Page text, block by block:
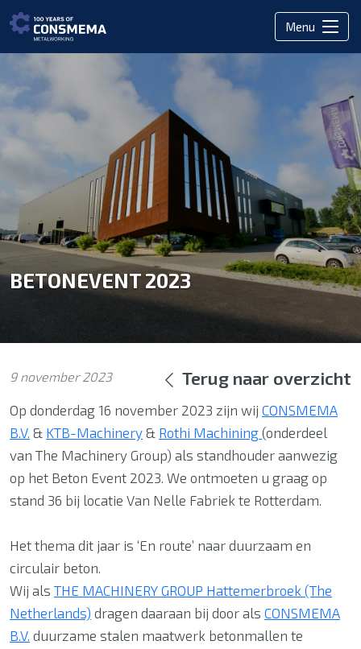
Menu
BETONEVENT 2023
Terug naar overzicht
9 november 2023
Op donderdag 16 november 2023 zijn wij CONSMEMA
B.V. & KTB-Machinery & Rothi Machining (onderdeel
van The Machinery Group) als standhouder aanwezig
op het Beton Event 2023. We ontmoeten u graag op
stand 36 bij locatie Van Nelle Fabriek te Rotterdam.
Het thema dit jaar is ‘En route’ naar duurzaam en
circulair beton.
Wij als THE MACHINERY GROUP Hattemerbroek (The
Netherlands) dragen daaraan bij door als CONSMEMA
B.V. duurzame stalen maatwerk betonmallen te